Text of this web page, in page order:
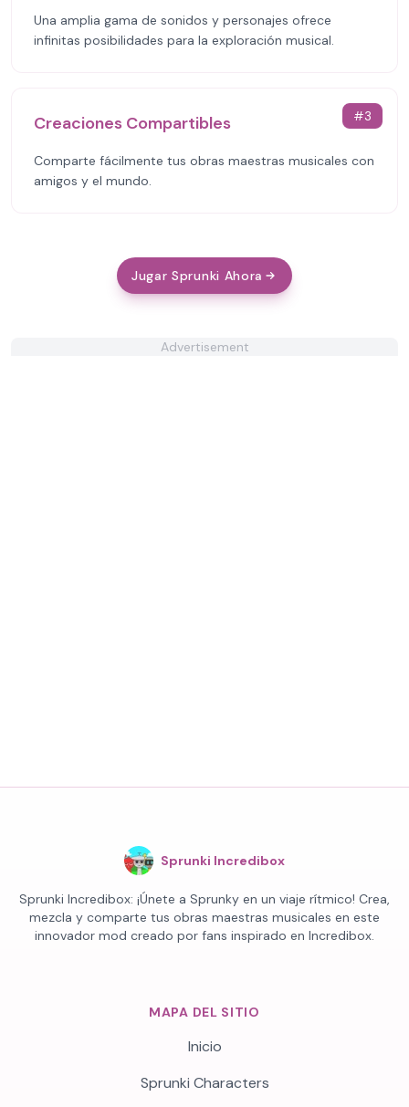
Una amplia gama de sonidos y personajes ofrece
infinitas posibilidades para la exploración musical.
#3
Creaciones Compartibles
Comparte fácilmente tus obras maestras musicales con
amigos y el mundo.
Jugar Sprunki Ahora
Advertisement
Sprunki Incredibox
Sprunki Incredibox: ¡Únete a Sprunky en un viaje rítmico! Crea,
mezcla y comparte tus obras maestras musicales en este
innovador mod creado por fans inspirado en Incredibox.
MAPA DEL SITIO
Inicio
Sprunki Characters